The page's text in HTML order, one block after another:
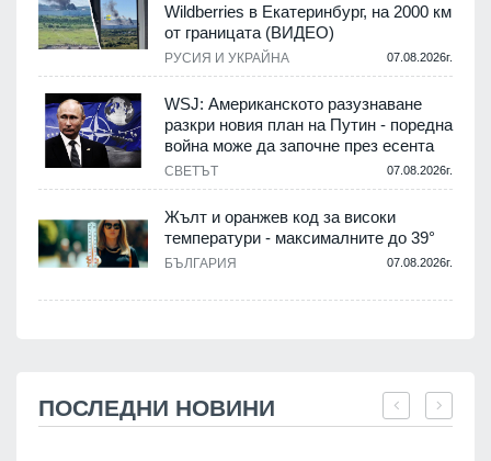
Wildberries в Екатеринбург, на 2000 км
от границата (ВИДЕО)
РУСИЯ И УКРАЙНА 07.08.2026г.
WSJ: Американското разузнаване
разкри новия план на Путин - поредна
война може да започне през есента
СВЕТЪТ 07.08.2026г.
Жълт и оранжев код за високи
температури - максималните до 39°
БЪЛГАРИЯ 07.08.2026г.
ПОСЛЕДНИ НОВИНИ